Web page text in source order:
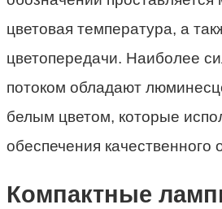
цветовая температура, а
цветопередачи. Наиболее
потоком обладают
белым цветом, которые
обеспечения качественного
Компактные